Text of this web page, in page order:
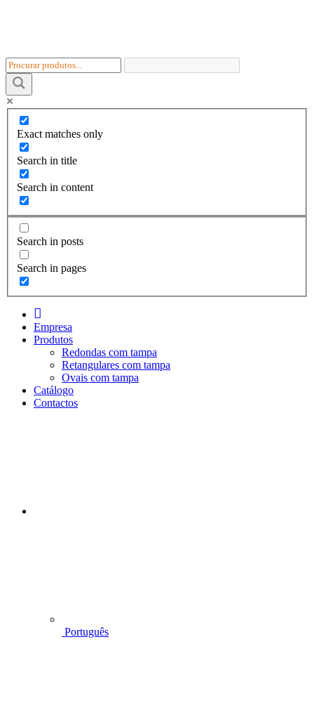
Exact matches only
Search in title
Search in content
Search in posts
Search in pages
n
i
Empresa
Produtos
Redondas com tampa
Retangulares com tampa
Ovais com tampa
Catálogo
Contactos
Português